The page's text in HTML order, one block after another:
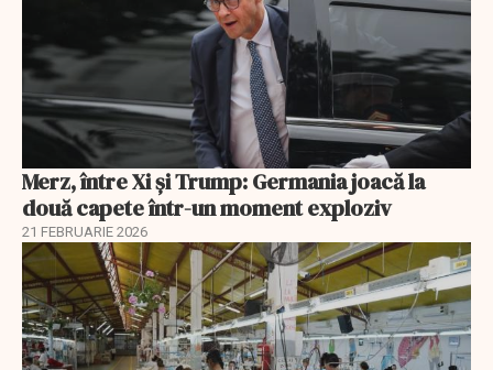
Merz, între Xi și Trump: Germania joacă la
două capete într-un moment exploziv
21 FEBRUARIE 2026